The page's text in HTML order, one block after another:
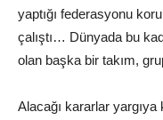
yaptığı federasyonu
çalıştı… Dünyada bu
olan başka bir takım,
Alacağı kararlar